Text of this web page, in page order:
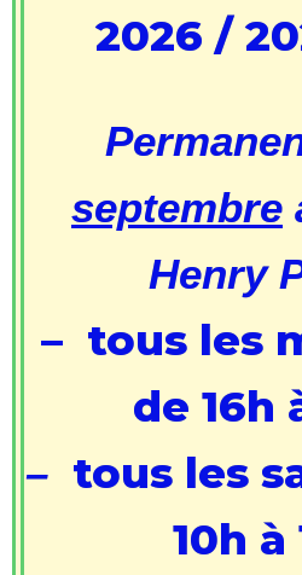
2026 /
septembre
Henry
– tous les
de 16h
– tous les
10h à